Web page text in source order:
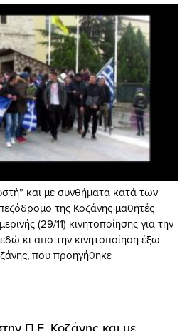
και με συνθήματα κατά των
της Κοζάνης μαθητές
(29/11) κινητοποίησης για την
κι από την κινητοποίηση έξω
που προηγήθηκε